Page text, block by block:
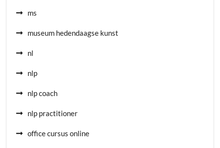
ms
museum hedendaagse kunst
nl
nlp
nlp coach
nlp practitioner
office cursus online